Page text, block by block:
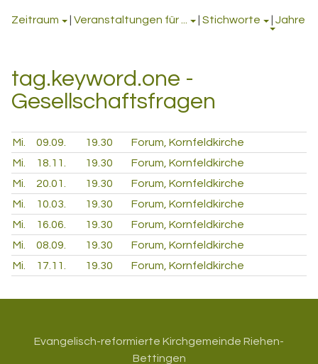
Zeitraum Veranstaltungen für ... Stichworte Jahre
tag.keyword.one -
Gesellschaftsfragen
Mi. 09.09. 19.30
Forum, Kornfeldkirche
Mi.
18.11. 19.30
Forum, Kornfeldkirche
Mi.
20.01. 19.30
Forum, Kornfeldkirche
Mi.
10.03. 19.30
Forum, Kornfeldkirche
Mi.
16.06. 19.30
Forum, Kornfeldkirche
Mi.
08.09. 19.30
Forum, Kornfeldkirche
Mi.
17.11. 19.30 Forum, Kornfeldkirche
Evangelisch-reformierte Kirchgemeinde Riehen-
Bettingen